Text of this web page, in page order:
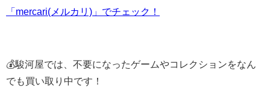
「mercari(メルカリ)」でチェック！
💰駿河屋では、不要になったゲームやコレクションをなん
でも買い取り中です！